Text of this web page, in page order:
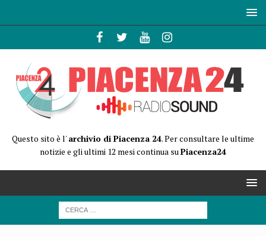
Questo sito è l'archivio di Piacenza 24. Per consultare le ultime
notizie e gli ultimi 12 mesi continua suPiacenza24